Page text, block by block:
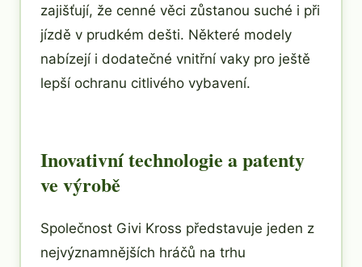
zajišťují, že cenné věci zůstanou suché i při
jízdě v prudkém dešti. Některé modely
nabízejí i dodatečné vnitřní vaky pro ještě
lepší ochranu citlivého vybavení.
Inovativní technologie a patenty
ve výrobě
Společnost Givi Kross představuje jeden z
nejvýznamnějších hráčů na trhu